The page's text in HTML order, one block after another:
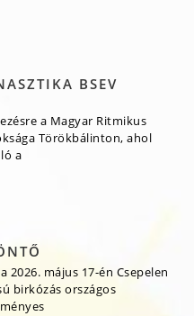
BSEV
a Magyar Ritmikus
Törökbálinton, ahol
a
2026. május 17-én Csepelen
birkózás országos